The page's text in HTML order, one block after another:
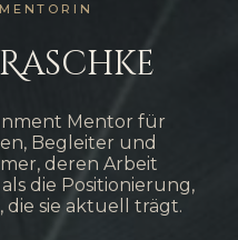
Mentor für
Begleiter und
deren Arbeit
die Positionierung,
sie aktuell trägt.